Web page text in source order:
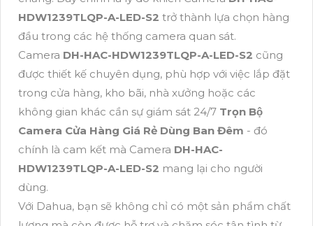
HDW1239TLQP-A-LED-S2 trở thành lựa chọn hàng
đầu trong các hệ thống camera quan sát.
Camera DH-HAC-HDW1239TLQP-A-LED-S2 cũng
được thiết kế chuyên dụng, phù hợp với việc lắp đặt
trong cửa hàng, kho bãi, nhà xưởng hoặc các
không gian khác cần sự giám sát 24/7 Trọn Bộ
Camera Cửa Hàng Giá Rẻ Dùng Ban Đêm - đó
chính là cam kết mà Camera DH-HAC-
HDW1239TLQP-A-LED-S2 mang lại cho người
dùng.
Với Dahua, bạn sẽ không chỉ có một sản phẩm chất